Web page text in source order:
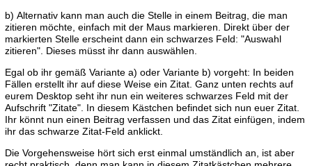
b) Alternativ kann man auch die Stelle in einem Beitrag, die man
zitieren möchte, einfach mit der Maus markieren. Direkt über der
markierten Stelle erscheint dann ein schwarzes Feld: "Auswahl
zitieren". Dieses müsst ihr dann auswählen.
Egal ob ihr gemäß Variante a) oder Variante b) vorgeht: In beiden
Fällen erstellt ihr auf diese Weise ein Zitat. Ganz unten rechts auf
eurem Desktop seht ihr nun ein weiteres schwarzes Feld mit der
Aufschrift "Zitate". In diesem Kästchen befindet sich nun euer Zitat.
Ihr könnt nun einen Beitrag verfassen und das Zitat einfügen, indem
ihr das schwarze Zitat-Feld anklickt.
Die Vorgehensweise hört sich erst einmal umständlich an, ist aber